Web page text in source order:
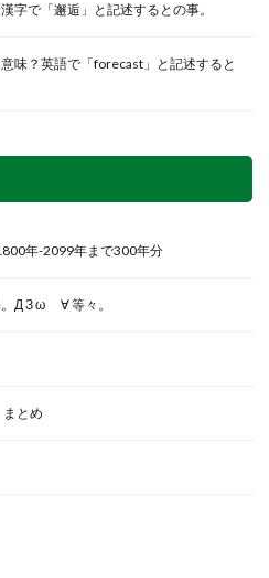
字で「邂逅」と記述するとの事。
味？英語で「forecast」と記述すると
年-2099年まで300年分
Д З ω ゞ∀ 等々。
とめ